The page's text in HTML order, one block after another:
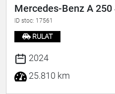
Mercedes-Benz A
ID stoc: 17561
RULAT
2024
25.810 km